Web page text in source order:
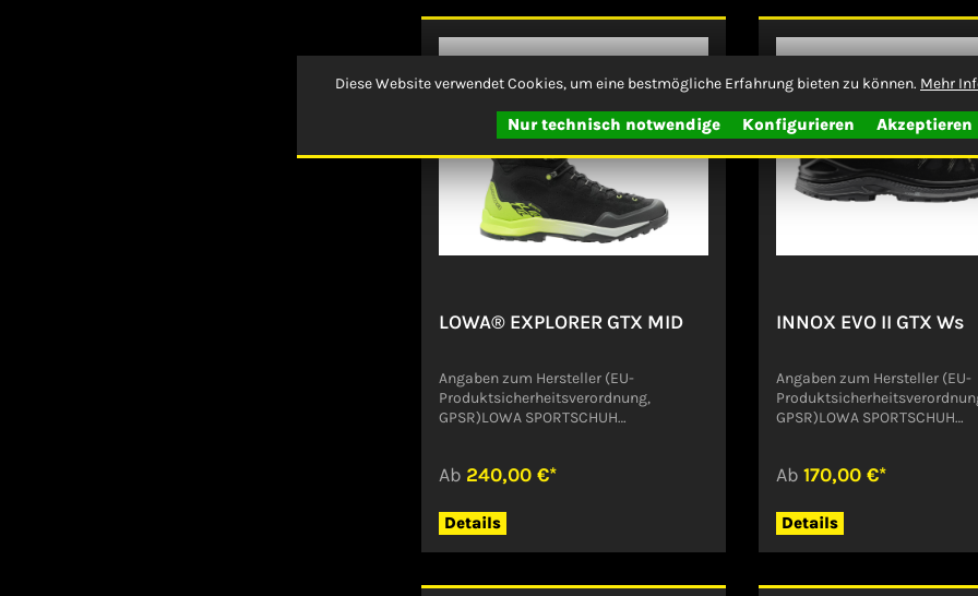
LOWA® EXPLORER GTX MID
Angaben zum Hersteller (EU-
Produktsicherheitsverordnung,
GPSR)LOWA SPORTSCHUH
Ab 240,00 €*
Details
INNOX EVO II GTX Ws
Angaben zum Hersteller (EU-
GPSR)LOWA SPORTSCHUH
Ab170,00 €*
Details
Diese Website verwendet Cookies, um eine bestmögliche Erfahrung bieten zu können. Mehr
Nur technisch notwendige Konfigurieren Akzeptieren